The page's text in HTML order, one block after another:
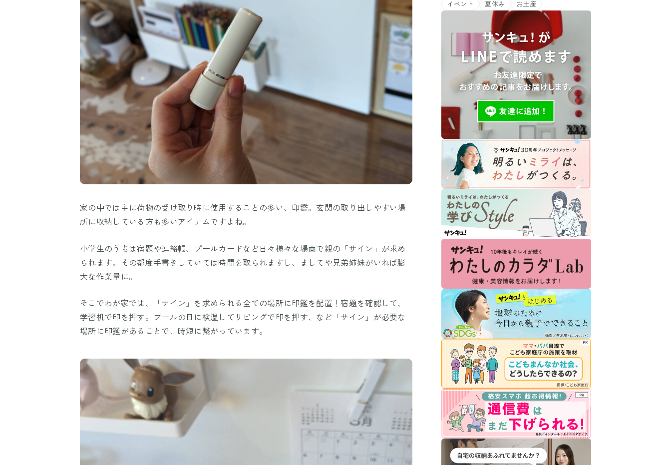
家の中では主に荷物の受け取り時に使用することの多い、印鑑。玄関の取り出しやすい場
所に収納している方も多いアイテムですよね。
小学生のうちは宿題や連絡帳、プールカードなど日々様々な場面で親の「サイン」が求め
られます。その都度手書きしていては時間を取られますし、ましてや兄弟姉妹がいれば膨
大な作業量に。
そこでわが家では、「サイン」を求められる全ての場所に印鑑を配置！宿題を確認して、
学習机で印を押す。プールの日に検温してリビングで印を押す、など「サイン」が必要な
場所に印鑑があることで、時短に繋がっています。
イベント
夏休み お土産